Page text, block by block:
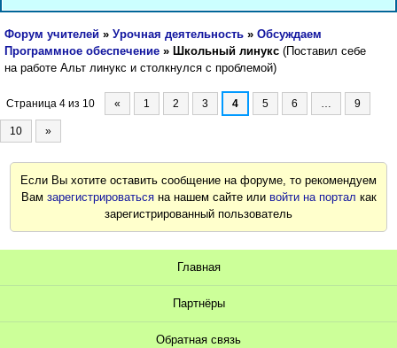
Форум учителей » Урочная деятельность » Обсуждаем
Программное обеспечение » Школьный линукс (Поставил себе
на работе Альт линукс и столкнулся с проблемой)
Страница 4 из 10 « 1 2 3 4 5 6 … 9
10 »
Если Вы хотите оставить сообщение на форуме, то рекомендуем
Вам зарегистрироватьсяна нашем сайте или войти на портал как
зарегистрированный пользователь
Главная
Партнёры
Обратная связь